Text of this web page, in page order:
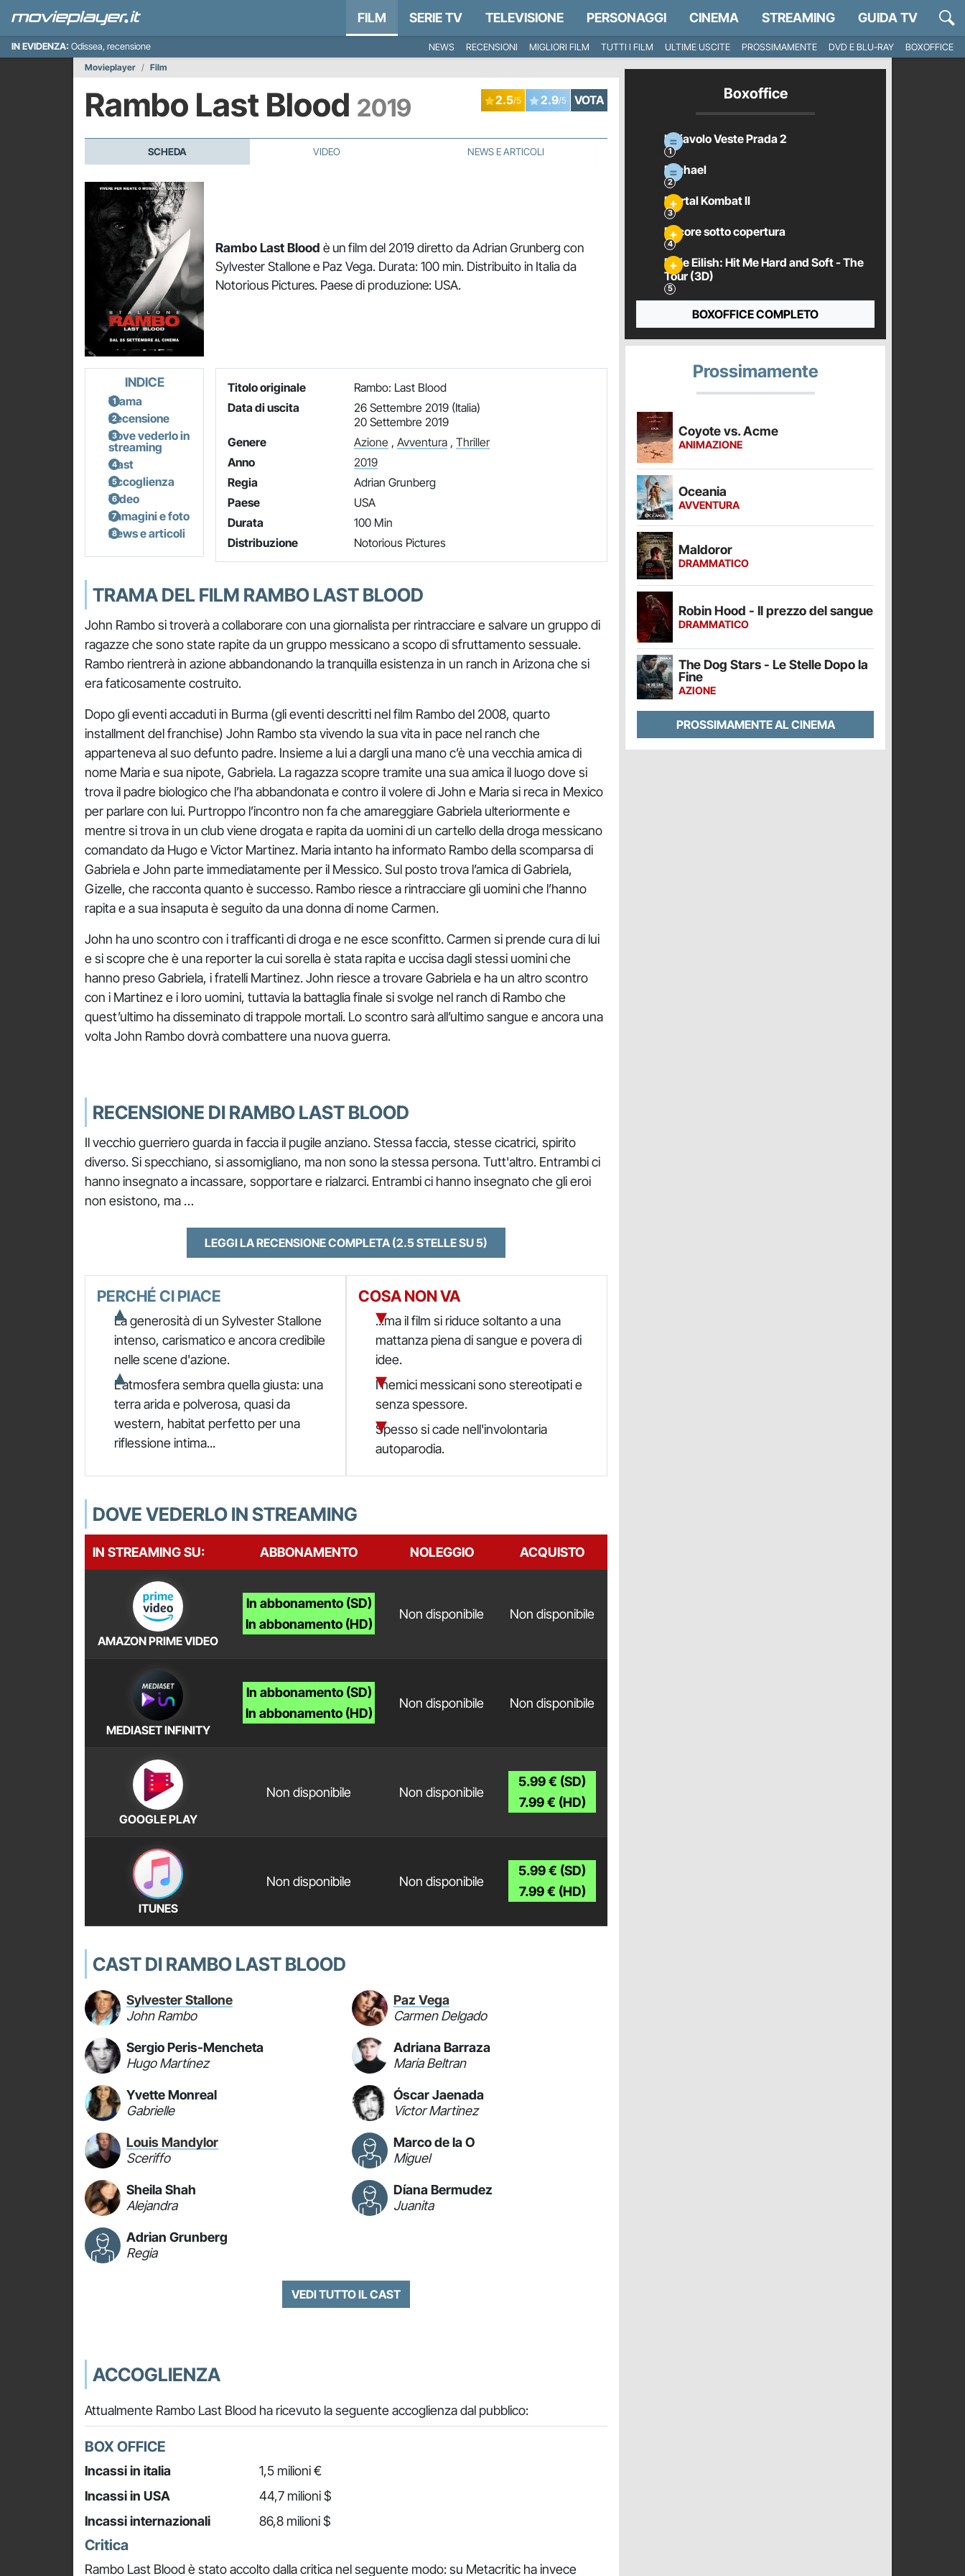
FILM SERIE TV TELEVISIONE PERSONAGGI CINEMA STREAMING GUIDA TV
IN EVIDENZA: Odissea, recensione NEWS RECENSIONI MIGLIORI FILM TUTTI I FILM ULTIME USCITE PROSSIMAMENTE DVD E BLU-RAY
BOXOFFICE
Movieplayer
Film
Rambo Last Blood 2019 2.5/5 2.9/5 VOTA
SCHEDA VIDEO NEWS E ARTICOLI
Rambo Last Blood è un film del 2019 diretto da Adrian Grunberg con
Sylvester Stallone e Paz Vega. Durata: 100 min. Distribuito in Italia da
Notorious Pictures. Paese di produzione: USA.
INDICE
Trama
Recensione
Dove vederlo in
streaming
Cast
Accoglienza
Video
Immagini e foto
News e articoli
Titolo originale
Rambo: Last Blood
Data di uscita
26 Settembre 2019 (Italia)
20 Settembre 2019
Genere
Azione , Avventura , Thriller
Anno
2019
Regia
Adrian Grunberg
Paese
USA
Durata
100 Min
Distribuzione
Notorious Pictures
TRAMA DEL FILM RAMBO LAST BLOOD
John Rambo si troverà a collaborare con una giornalista per rintracciare e salvare un gruppo di
ragazze che sono state rapite da un gruppo messicano a scopo di sfruttamento sessuale.
Rambo rientrerà in azione abbandonando la tranquilla esistenza in un ranch in Arizona che si
era faticosamente costruito.
Dopo gli eventi accaduti in Burma (gli eventi descritti nel film Rambo del 2008, quarto
installment del franchise) John Rambo sta vivendo la sua vita in pace nel ranch che
apparteneva al suo defunto padre. Insieme a lui a dargli una mano c’è una vecchia amica di
nome Maria e sua nipote, Gabriela. La ragazza scopre tramite una sua amica il luogo dove si
trova il padre biologico che l’ha abbandonata e contro il volere di John e Maria si reca in Mexico
per parlare con lui. Purtroppo l’incontro non fa che amareggiare Gabriela ulteriormente e
mentre si trova in un club viene drogata e rapita da uomini di un cartello della droga messicano
comandato da Hugo e Victor Martinez. Maria intanto ha informato Rambo della scomparsa di
Gabriela e John parte immediatamente per il Messico. Sul posto trova l’amica di Gabriela,
Gizelle, che racconta quanto è successo. Rambo riesce a rintracciare gli uomini che l’hanno
rapita e a sua insaputa è seguito da una donna di nome Carmen.
John ha uno scontro con i trafficanti di droga e ne esce sconfitto. Carmen si prende cura di lui
e si scopre che è una reporter la cui sorella è stata rapita e uccisa dagli stessi uomini che
hanno preso Gabriela, i fratelli Martinez. John riesce a trovare Gabriela e ha un altro scontro
con i Martinez e i loro uomini, tuttavia la battaglia finale si svolge nel ranch di Rambo che
quest’ultimo ha disseminato di trappole mortali. Lo scontro sarà all’ultimo sangue e ancora una
volta John Rambo dovrà combattere una nuova guerra.
RECENSIONE DI RAMBO LAST BLOOD
Il vecchio guerriero guarda in faccia il pugile anziano. Stessa faccia, stesse cicatrici, spirito
diverso. Si specchiano, si assomigliano, ma non sono la stessa persona. Tutt'altro. Entrambi ci
hanno insegnato a incassare, sopportare e rialzarci. Entrambi ci hanno insegnato che gli eroi
non esistono, ma …
LEGGI LA RECENSIONE COMPLETA(2.5 STELLE SU 5)
PERCHÉ CI PIACE
La generosità di un Sylvester Stallone
intenso, carismatico e ancora credibile
nelle scene d'azione.
L'atmosfera sembra quella giusta: una
terra arida e polverosa, quasi da
western, habitat perfetto per una
riflessione intima...
COSA NON VA
...ma il film si riduce soltanto a una
mattanza piena di sangue e povera di
idee.
I nemici messicani sono stereotipati e
senza spessore.
Spesso si cade nell'involontaria
autoparodia.
DOVE VEDERLO IN STREAMING
IN STREAMING SU: ABBONAMENTO NOLEGGIO ACQUISTO
AMAZON PRIME VIDEO
In abbonamento (SD)
In abbonamento (HD)
Non disponibile Non disponibile
MEDIASET INFINITY
In abbonamento (SD)
In abbonamento (HD)
Non disponibile Non disponibile
GOOGLE PLAY
Non disponibile Non disponibile
5.99 € (SD)
7.99 € (HD)
ITUNES
Non disponibile Non disponibile
5.99 € (SD)
7.99 € (HD)
CAST DI RAMBO LAST BLOOD
Sylvester Stallone
John Rambo
Paz Vega
Carmen Delgado
Sergio Peris-Mencheta
Hugo Martínez
Adriana Barraza
Maria Beltran
Yvette Monreal
Gabrielle
Óscar Jaenada
Victor Martinez
Louis Mandylor
Sceriffo
Marco de la O
Miguel
Sheila Shah
Alejandra
Díana Bermudez
Juanita
Adrian Grunberg
Regia
VEDI TUTTO IL CAST
ACCOGLIENZA
Attualmente Rambo Last Blood ha ricevuto la seguente accoglienza dal pubblico:
BOX OFFICE
Incassi in italia
1,5 milioni €
Incassi in USA
44,7 milioni $
Incassi internazionali
86,8 milioni $
Critica
Rambo Last Blood è stato accolto dalla critica nel seguente modo: su Metacritic ha invece
Boxoffice
Il Diavolo Veste Prada 2
Michael
Mortal Kombat II
Pecore sotto copertura
Billie Eilish: Hit Me Hard and Soft - The
Tour (3D)
BOXOFFICE COMPLETO
Prossimamente
Coyote vs. Acme
ANIMAZIONE
Oceania
AVVENTURA
Maldoror
DRAMMATICO
Robin Hood - Il prezzo del sangue
DRAMMATICO
The Dog Stars - Le Stelle Dopo la
Fine
AZIONE
PROSSIMAMENTE AL CINEMA